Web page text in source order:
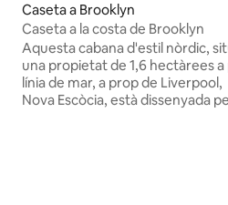
Caseta a Brooklyn
Caseta a la costa de Brooklyn
Aquesta cabana d'estil nòrdic,
una propietat de 1,6 hectàrees
línia de mar, a prop de Liverpool,
Nova Escòcia, està dissenyada